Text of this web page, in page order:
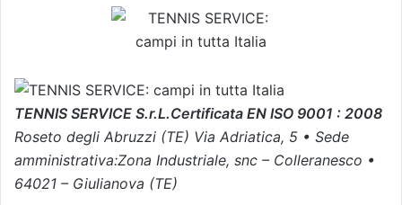
TENNIS SERVICE S.r.L.Certificata EN ISO 9001 : 2008
Roseto degli Abruzzi (TE) Via Adriatica, 5 • Sede
amministrativa:Zona Industriale, snc – Colleranesco •
64021 – Giulianova (TE)